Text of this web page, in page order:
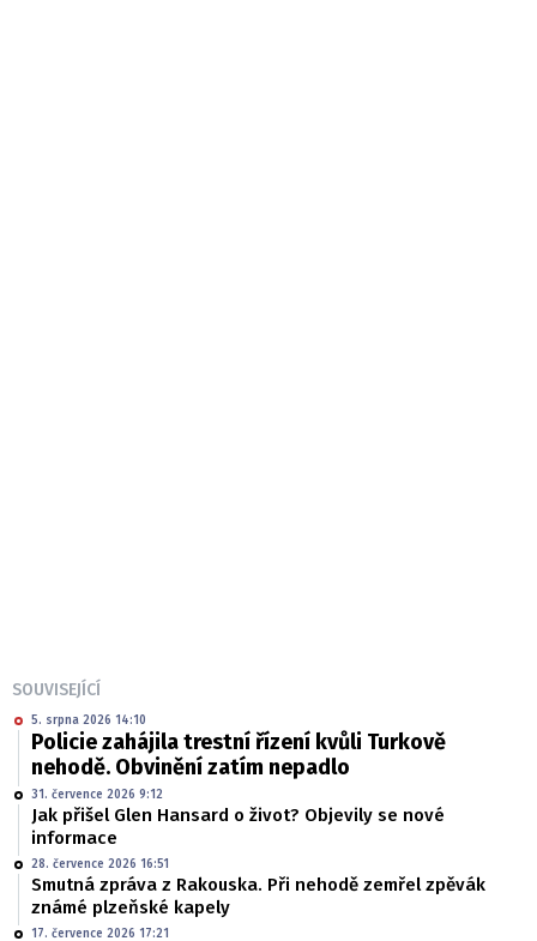
SOUVISEJÍCÍ
5. srpna 2026 14:10
Policie zahájila trestní řízení kvůli Turkově
nehodě. Obvinění zatím nepadlo
31. července 2026 9:12
Jak přišel Glen Hansard o život? Objevily se nové
informace
28. července 2026 16:51
Smutná zpráva z Rakouska. Při nehodě zemřel zpěvák
známé plzeňské kapely
17. července 2026 17:21